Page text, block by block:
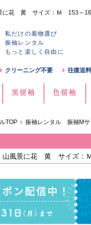
花 黄 サイズ：Ｍ 153～
私だけの着物選び
振袖レンタル
もっと楽しく自由に
クリーニング不要 往復送
黒留袖 色留袖
TOP 振袖レンタル 振袖M
風景に花 黄 サイズ：